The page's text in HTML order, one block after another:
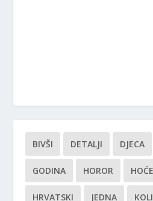
BIVŠI DETALJI DJECA
GODINA HOROR HOĆE
HRVATSKI JEDNA